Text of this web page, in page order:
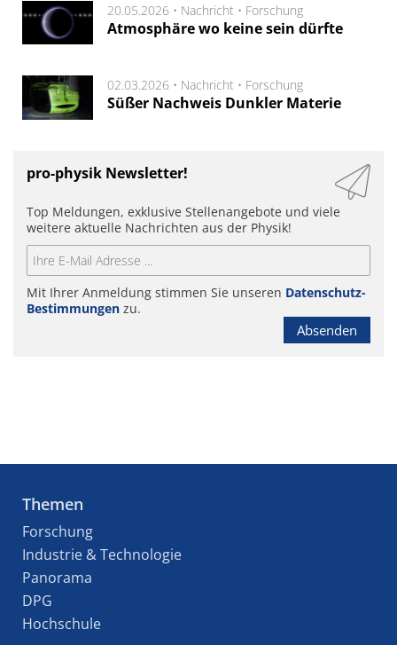
20.05.2026 • Nachricht • Forschung
Atmosphäre wo keine sein dürfte
02.03.2026 • Nachricht • Forschung
Süßer Nachweis Dunkler Materie
pro-physik Newsletter!
Top Meldungen, exklusive Stellenangebote und viele
weitere aktuelle Nachrichten aus der Physik!
Mit Ihrer Anmeldung stimmen Sie unseren Datenschutz-
Bestimmungen zu.
Absenden
Themen
Forschung
Industrie & Technologie
Panorama
DPG
Hochschule